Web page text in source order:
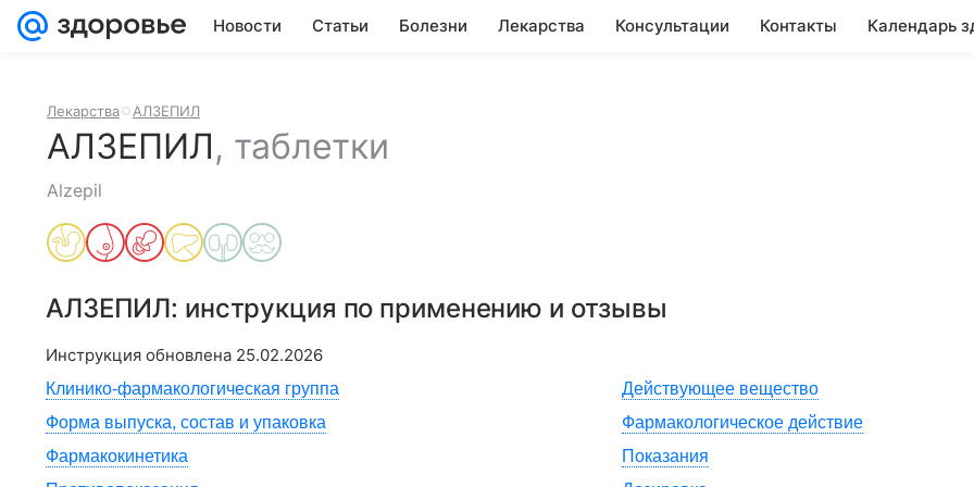
Новости Статьи Болезни Лекарства Консультации Контакты Календарь
Лекарства АЛЗЕПИЛ
АЛЗЕПИЛ, таблетки
Alzepil
АЛЗЕПИЛ: инструкция по применению и отзывы
Инструкция обновлена 25.02.2026
Клинико-фармакологическая группа
Действующее вещество
Форма выпуска, состав и упаковка
Фармакологическое действие
Фармакокинетика
Показания